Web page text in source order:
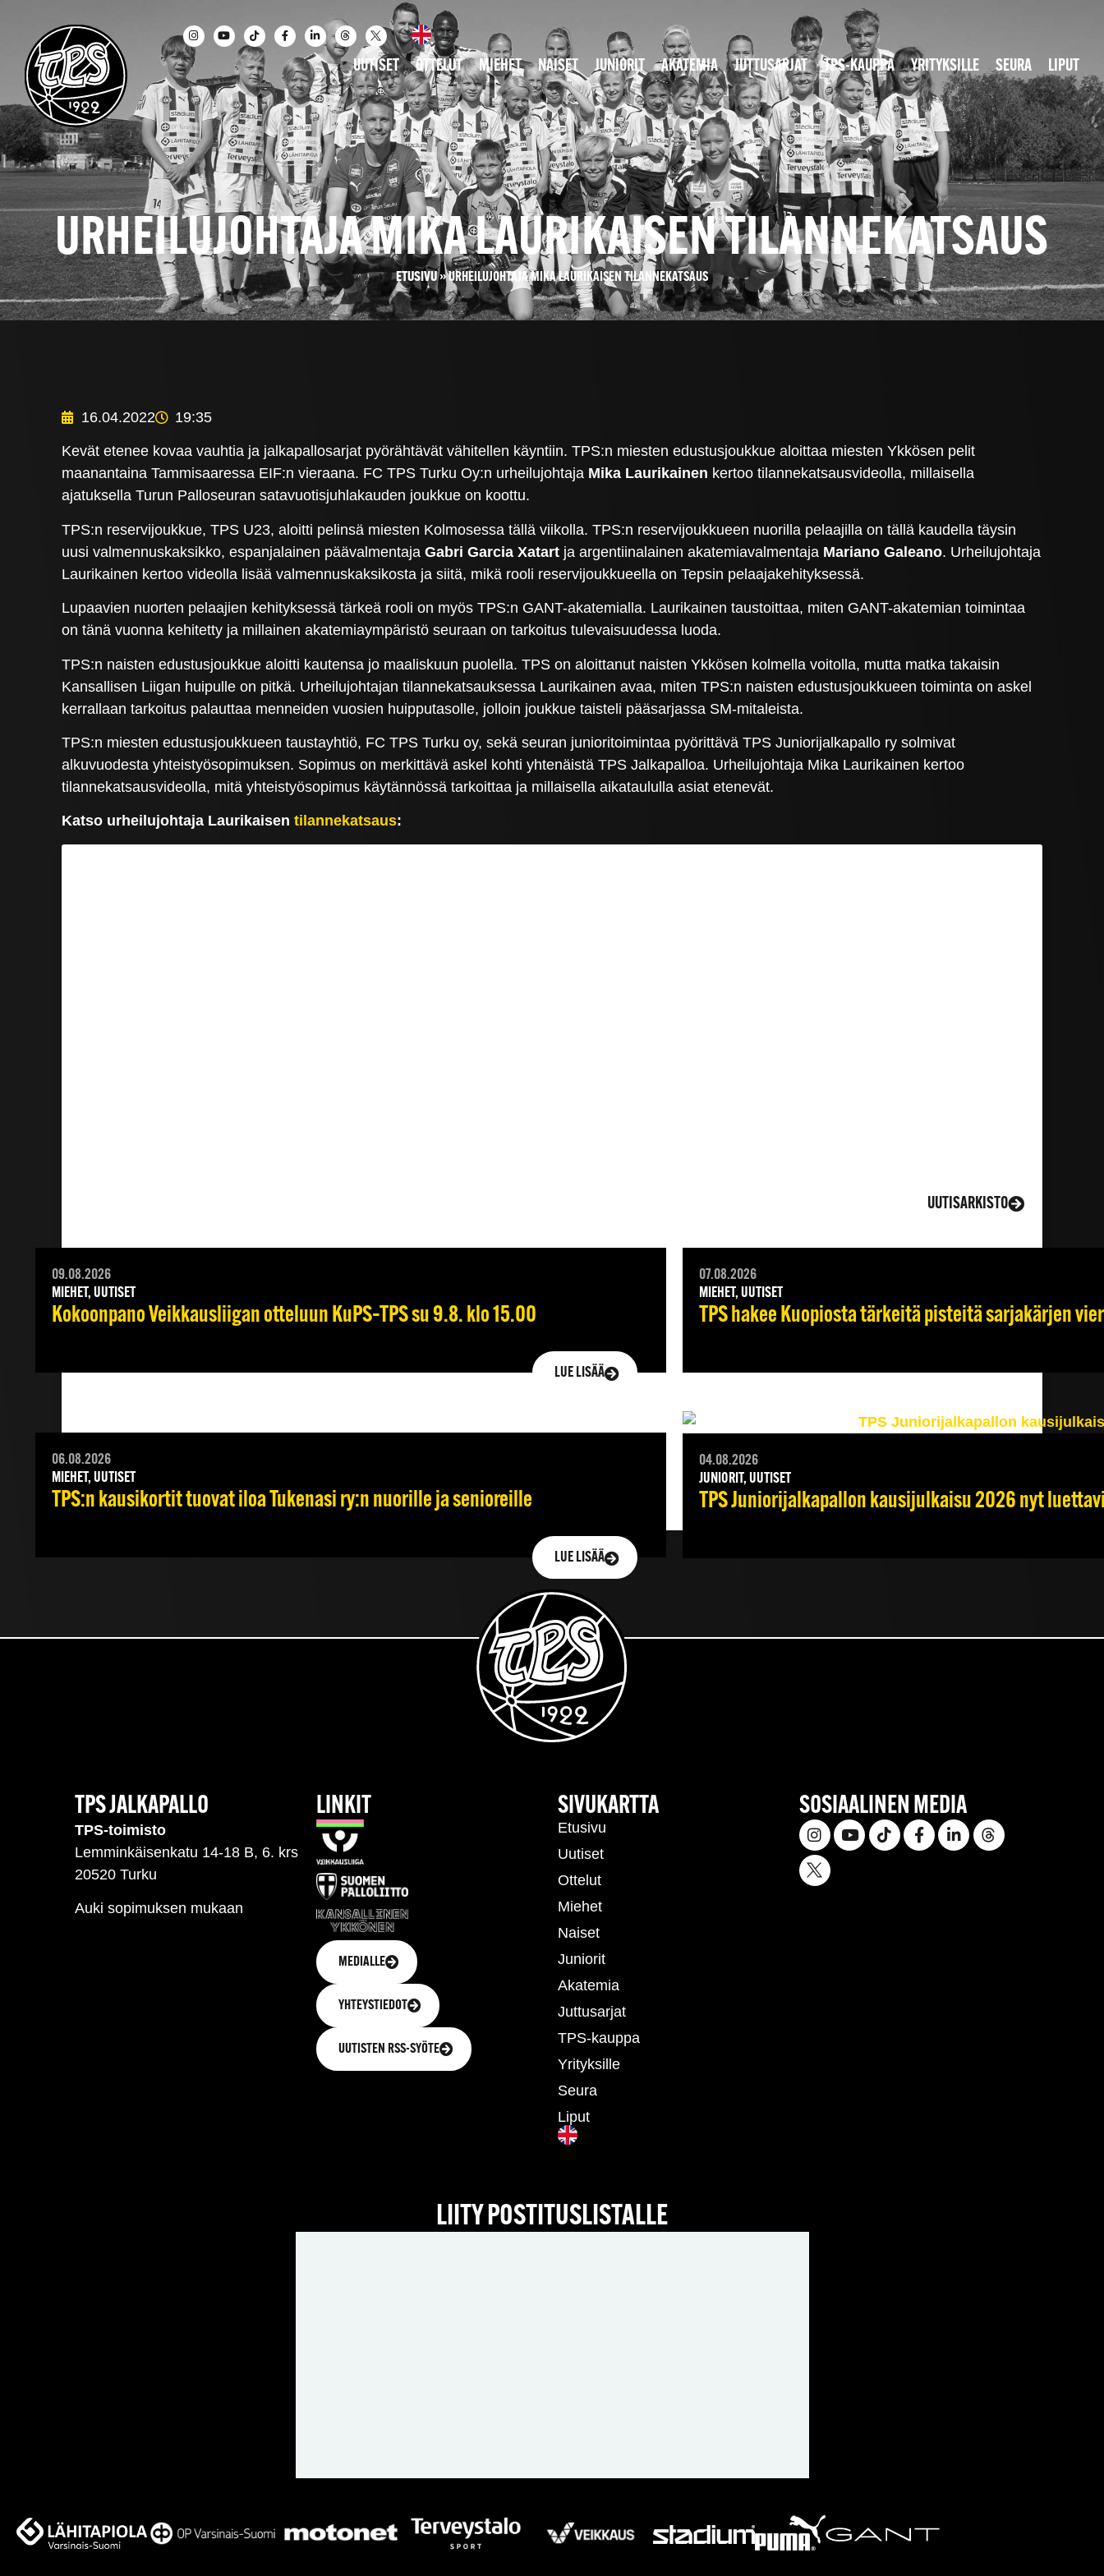
UUTISET OTTELUT MIEHET NAISET JUNIORIT AKATEMIA JUTTUSARJAT TPS-KAUPPA YRITYKSILLE SEURA LIPUT
URHEILUJOHTAJA MIKA LAURIKAISEN TILANNEKATSAUS
ETUSIVU»URHEILUJOHTAJA MIKA LAURIKAISEN TILANNEKATSAUS
16.04.2022 19:35
Kevät etenee kovaa vauhtia ja jalkapallosarjat pyörähtävät vähitellen käyntiin. TPS:n miesten edustusjoukkue aloittaa miesten Ykkösen pelit
maanantaina Tammisaaressa EIF:n vieraana. FC TPS Turku Oy:n urheilujohtaja Mika Laurikainen kertoo tilannekatsausvideolla, millaisella
ajatuksella Turun Palloseuran satavuotisjuhlakauden joukkue on koottu.
TPS:n reservijoukkue, TPS U23, aloitti pelinsä miesten Kolmosessa tällä viikolla. TPS:n reservijoukkueen nuorilla pelaajilla on tällä kaudella täysin
uusi valmennuskaksikko, espanjalainen päävalmentajaGabri Garcia Xatart ja argentiinalainen akatemiavalmentaja Mariano Galeano. Urheilujohtaja
Laurikainen kertoo videolla lisää valmennuskaksikosta ja siitä, mikä rooli reservijoukkueella on Tepsin pelaajakehityksessä.
Lupaavien nuorten pelaajien kehityksessä tärkeä rooli on myös TPS:n GANT-akatemialla. Laurikainen taustoittaa, miten GANT-akatemian toimintaa
on tänä vuonna kehitetty ja millainen akatemiaympäristö seuraan on tarkoitus tulevaisuudessa luoda.
TPS:n naisten edustusjoukkue aloitti kautensa jo maaliskuun puolella. TPS on aloittanut naisten Ykkösen kolmella voitolla, mutta matka takaisin
Kansallisen Liigan huipulle on pitkä. Urheilujohtajan tilannekatsauksessa Laurikainen avaa, miten TPS:n naisten edustusjoukkueen toiminta on askel
kerrallaan tarkoitus palauttaa menneiden vuosien huipputasolle, jolloin joukkue taisteli pääsarjassa SM-mitaleista.
TPS:n miesten edustusjoukkueen taustayhtiö, FC TPS Turku oy, sekä seuran junioritoimintaa pyörittävä TPS Juniorijalkapallo ry solmivat
alkuvuodesta yhteistyösopimuksen. Sopimus on merkittävä askel kohti yhtenäistä TPS Jalkapalloa. Urheilujohtaja Mika Laurikainen kertoo
tilannekatsausvideolla, mitä yhteistyösopimus käytännössä tarkoittaa ja millaisella aikataululla asiat etenevät.
Katso urheilujohtaja Laurikaisentilannekatsaus:
UUTISARKISTO
09.08.2026
MIEHET, UUTISET
Kokoonpano Veikkausliigan otteluun KuPS–TPS su 9.8. klo 15.00
LUE LISÄÄ
07.08.2026
MIEHET, UUTISET
TPS hakee Kuopiosta tärkeitä pisteitä sarjakärjen
06.08.2026
MIEHET, UUTISET
TPS:n kausikortit tuovat iloa Tukenasi ry:n nuorille ja senioreille
LUE LISÄÄ
04.08.2026
JUNIORIT, UUTISET
TPS Juniorijalkapallon kausijulkaisu 2026 nyt
TPS JALKAPALLO
TPS-toimisto
Lemminkäisenkatu 14-18 B, 6. krs
20520 Turku
Auki sopimuksen mukaan
LINKIT
MEDIALLE
YHTEYSTIEDOT
UUTISTEN RSS-SYÖTE
SIVUKARTTA
Etusivu
Uutiset
Ottelut
Miehet
Naiset
Juniorit
Akatemia
Juttusarjat
TPS-kauppa
Yrityksille
Seura
Liput
SOSIAALINEN MEDIA
LIITY POSTITUSLISTALLE